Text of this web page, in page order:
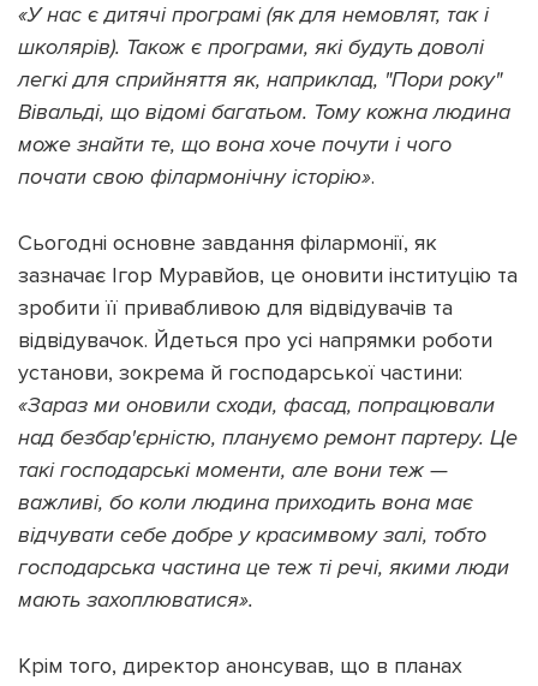
«У нас є дитячі програмі (як для немовлят, так і
школярів). Також є програми, які будуть доволі
легкі для сприйняття як, наприклад, "Пори року"
Вівальді, що відомі багатьом. Тому кожна людина
може знайти те, що вона хоче почути і чого
почати свою філармонічну історію».
Сьогодні основне завдання філармонії, як
зазначає Ігор Муравйов, це оновити інституцію та
зробити її привабливою для відвідувачів та
відвідувачок. Йдеться про усі напрямки роботи
установи, зокрема й господарської частини:
«Зараз ми оновили сходи, фасад, попрацювали
над безбар'єрністю, плануємо ремонт партеру. Це
такі господарські моменти, але вони теж —
важливі, бо коли людина приходить вона має
відчувати себе добре у красимвому залі, тобто
господарська частина це теж ті речі, якими люди
мають захоплюватися».
Крім того, директор анонсував, що в планах